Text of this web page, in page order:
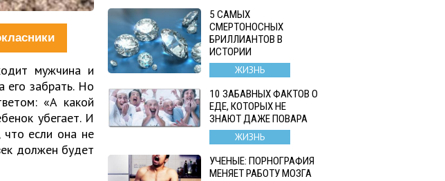
мужчина и
его забрать. Но
«А какой
убегает. И
что если она не
должен будет
5 САМЫХ
СМЕРТОНОСНЫХ
БРИЛЛИАНТОВ В
ИСТОРИИ
ЖИЗНЬ
10 ЗАБАВНЫХ ФАКТОВ О
ЕДЕ, КОТОРЫХ НЕ
ЗНАЮТ ДАЖЕ ПОВАРА
ЖИЗНЬ
УЧЕНЫЕ: ПОРНОГРАФИЯ
МЕНЯЕТ РАБОТУ МОЗГА